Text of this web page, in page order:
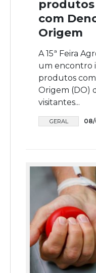
com
Origem
A 15ª Feira
um encontro
produtos
Origem (DO)
visitantes...
GERAL 08/